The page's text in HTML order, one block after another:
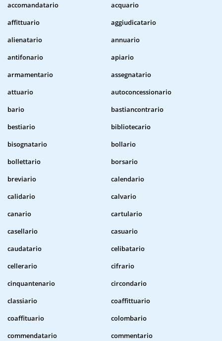
accomandatario
acquario
affittuario
aggiudicatario
alienatario
annuario
antifonario
apiario
armamentario
assegnatario
attuario
autoconcessionario
bario
bastiancontrario
bestiario
bibliotecario
bisognatario
bollario
bollettario
borsario
breviario
calendario
calidario
calvario
canario
cartulario
casellario
casuario
caudatario
celibatario
cellerario
cifrario
cinquantenario
circondario
classiario
coaffittuario
coaffituario
colombario
commendatario
commentario